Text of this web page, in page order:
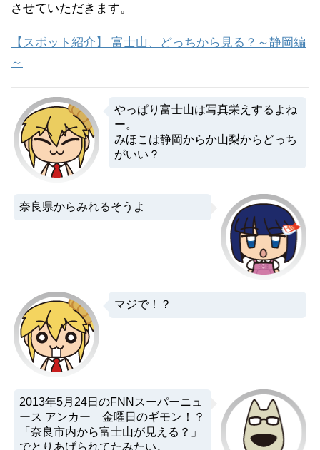
させていただきます。
【スポット紹介】 富士山、どっちから見る？～静岡編
～
やっぱり富士山は写真栄えするよね
ー。
みほこは静岡からか山梨からどっち
がいい？
奈良県からみれるそうよ
マジで！？
2013年5月24日のFNNスーパーニュ
ース アンカー 金曜日のギモン！？
「奈良市内から富士山が見える？」
でとりあげられてたみたい。